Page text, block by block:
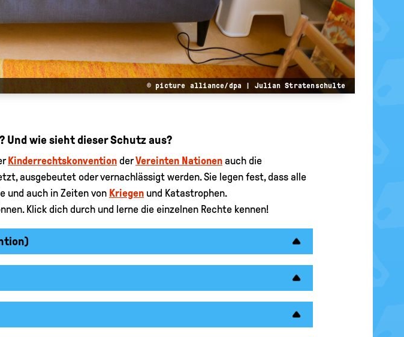
© picture alliance/dpa | Julian Stratenschulte
wie sieht dieser Schutz aus?
Kinderrechtskonvention derVereinten Nationen auch die
ausgebeutet oder vernachlässigt werden. Sie legen fest, dass alle
und auch in Zeiten von Kriegen und Katastrophen.
Klick dich durch und lerne die einzelnen Rechte kennen!